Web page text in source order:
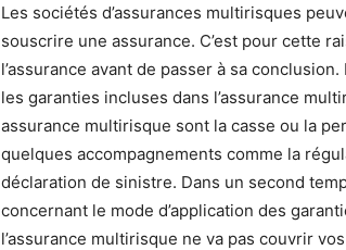
Les sociétés d’assurances multirisques
souscrire une assurance. C’est pour cette
l’assurance avant de passer à sa
les garanties incluses dans l’assurance
assurance multirisque sont la casse ou la
quelques accompagnements comme la
déclaration de sinistre. Dans un second
concernant le mode d’application des
l’assurance multirisque ne va pas couvrir